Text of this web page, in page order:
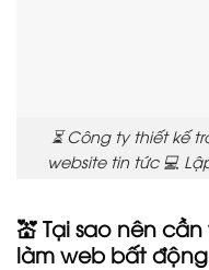
⏳ Công ty thiết kế
website tin tức 💻
💒 Tại sao nên
làm web bất động